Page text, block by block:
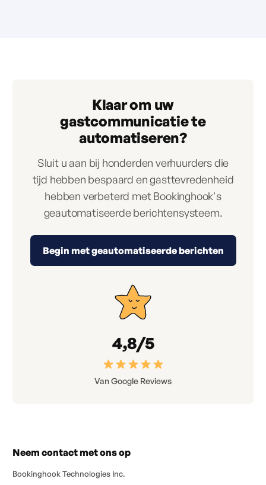
Klaar om uw
gastcommunicatie te
automatiseren?
Sluit u aan bij honderden verhuurders die
tijd hebben bespaard en gasttevredenheid
hebben verbeterd met Bookinghook's
geautomatiseerde berichtensysteem.
Begin met geautomatiseerde berichten
4,8/5
Van Google Reviews
Neem contact met ons op
Bookinghook Technologies Inc.